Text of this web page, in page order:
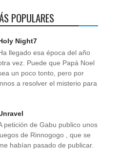
POPULARES
Night7
llegado esa época del año
vez. Puede que Papá Noel
un poco tonto, pero por
a resolver el misterio para
petición de Gabu publico unos
de Rinnogogo , que se
habían pasado de publicar.